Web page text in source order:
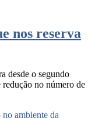
nos reserva
desde o segundo
redução no número de